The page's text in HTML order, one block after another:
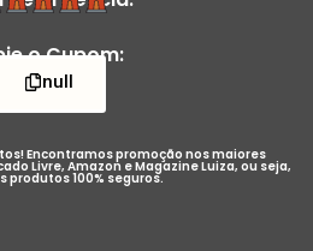
o Cupom:
null
Encontramos promoção nos maiores
Livre, Amazon e Magazine Luiza, ou seja,
produtos 100% seguros.